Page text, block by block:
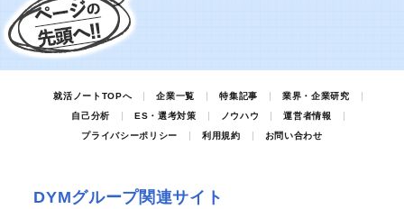
就活ノートTOPへ 企業一覧 特集記事
業界・企業研究
自己分析
ES・選考対策 ノウハウ
運営者情報
プライバシーポリシー
利用規約 お問い合わせ
DYMグループ関連サイト